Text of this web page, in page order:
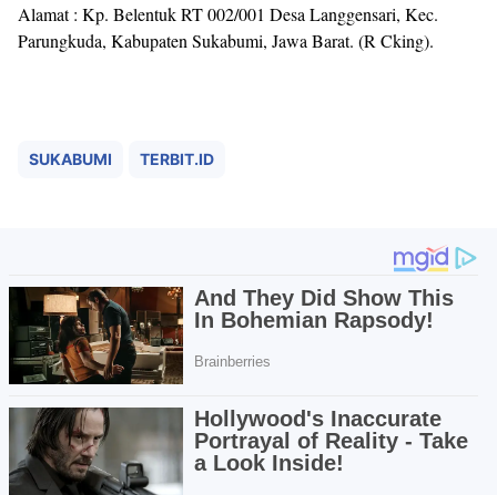
Alamat : Kp. Belentuk RT 002/001 Desa Langgensari, Kec.
Parungkuda, Kabupaten Sukabumi, Jawa Barat. (R Cking).
SUKABUMI TERBIT.ID